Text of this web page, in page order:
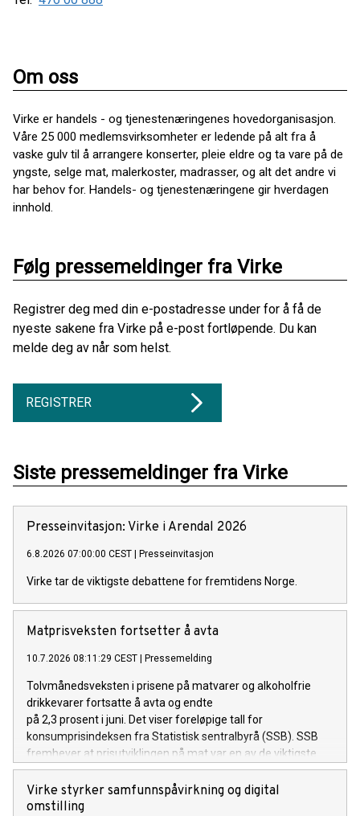
Om oss
Virke er handels - og tjenestenæringenes hovedorganisasjon.
Våre 25 000 medlemsvirksomheter er ledende på alt fra å
vaske gulv til å arrangere konserter, pleie eldre og ta vare på de
yngste, selge mat, malerkoster, madrasser, og alt det andre vi
har behov for. Handels- og tjenestenæringene gir hverdagen
innhold.
Følg pressemeldinger fra Virke
Registrer deg med din e-postadresse under for å få de
nyeste sakene fra Virke på e-post fortløpende. Du kan
melde deg av når som helst.
REGISTRER
Siste pressemeldinger fra Virke
Presseinvitasjon: Virke i Arendal 2026
6.8.2026 07:00:00 CEST Presseinvitasjon
Virke tar de viktigste debattene for fremtidens Norge.
Matprisveksten fortsetter å avta
10.7.2026 08:11:29 CEST Pressemelding
Tolvmånedsveksten i prisene på matvarer og alkoholfrie
drikkevarer fortsatte å avta og endte
på 2,3 prosent i juni. Det viser foreløpige tall for
konsumprisindeksen fra Statistisk sentralbyrå (SSB). SSB
fremhever at prisutviklingen på mat var en av de viktigste
årsakene til at den generelle prisveksten (total KPI) var
lavere i juni enn i mai.
Virke styrker samfunnspåvirkning og digital
omstilling